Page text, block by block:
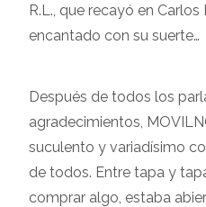
R.L., que recayó en
encantado con su suerte…
Después de todos los
agradecimientos,
suculento y variadísimo
de todos. Entre tapa y
comprar algo, estaba